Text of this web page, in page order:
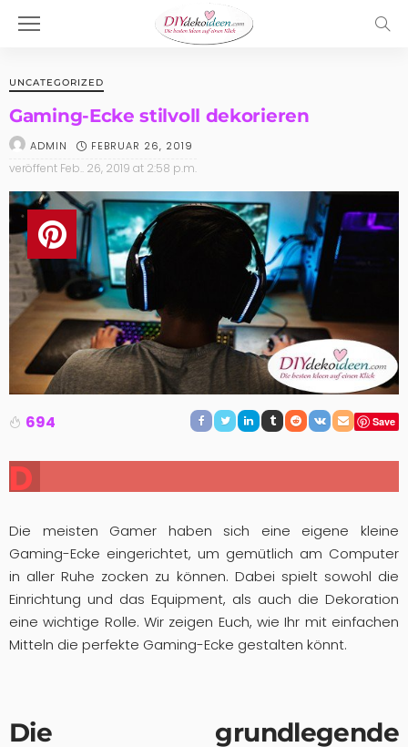
UNCATEGORIZED
Gaming-Ecke stilvoll dekorieren
ADMIN FEBRUAR 26, 2019
veröffent Feb.. 26, 2019 at 2:58 p.m.
694 Save
D
ie
G
a
m
in
-
Die meisten Gamer haben sich eine eigene kleine
Gaming-Ecke eingerichtet, um gemütlich am Computer
in aller Ruhe zocken zu können. Dabei spielt sowohl die
Einrichtung und das Equipment, als auch die Dekoration
eine wichtige Rolle. Wir zeigen Euch, wie Ihr mit einfachen
Mitteln die perfekte Gaming-Ecke gestalten könnt.
Die grundlegende